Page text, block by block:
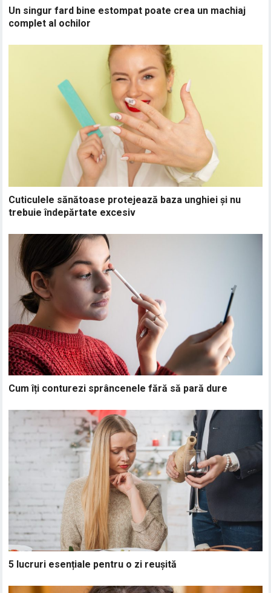
Un singur fard bine estompat poate crea un machiaj
complet al ochilor
Cuticulele sănătoase protejează baza unghiei și nu
trebuie îndepărtate excesiv
Cum îți conturezi sprâncenele fără să pară dure
5 lucruri esențiale pentru o zi reușită